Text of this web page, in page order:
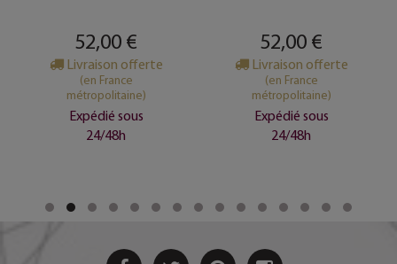
52,00 €
Livraison offerte
(en France
métropolitaine)
Expédié sous
24/48h
52,00 €
Livraison offerte
(en France
métropolitaine)
Expédié sous
24/48h